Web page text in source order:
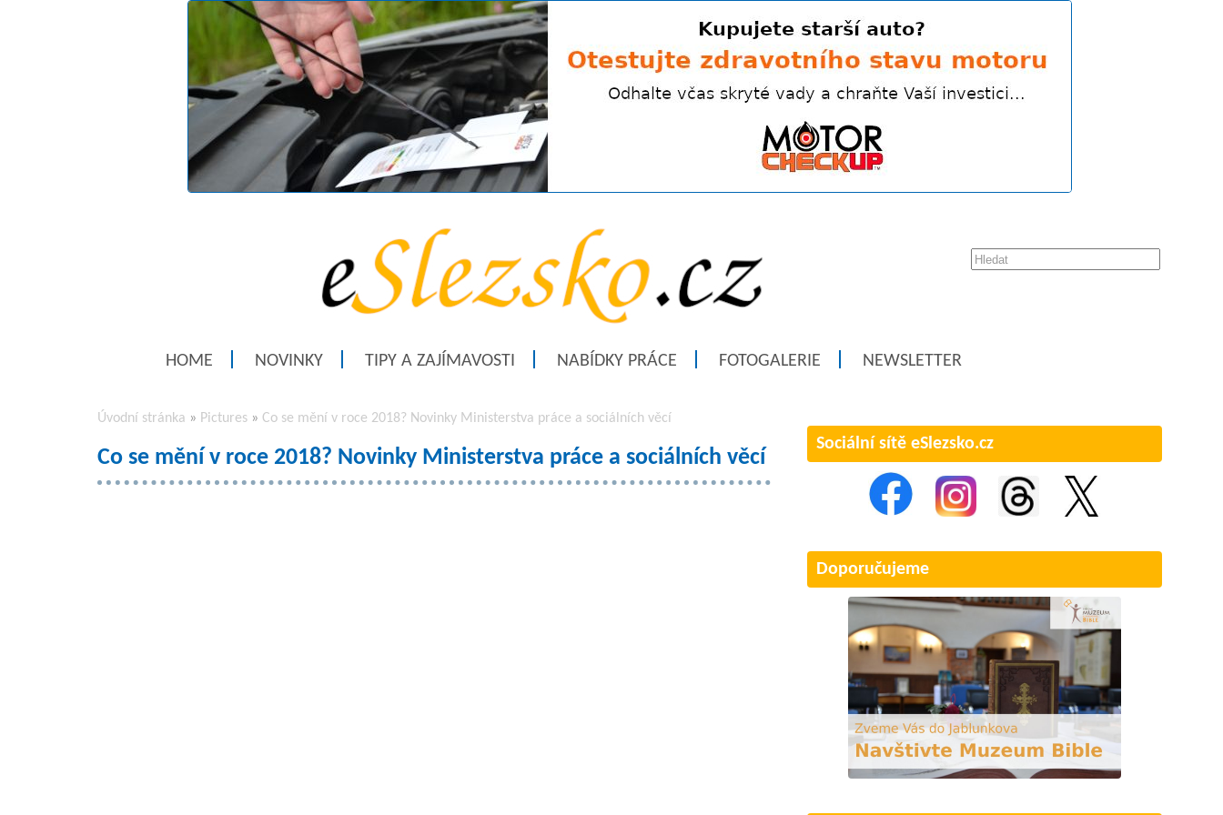
HOME NOVINKY TIPY A ZAJÍMAVOSTI NABÍDKY PRÁCE FOTOGALERIE NEWSLETTER
Úvodní stránka » Pictures » Co se mění v roce 2018? Novinky Ministerstva práce a sociálních věcí
Co se mění v roce 2018? Novinky Ministerstva práce a sociálních věcí
Sociální sítě eSlezsko.cz
Doporučujeme